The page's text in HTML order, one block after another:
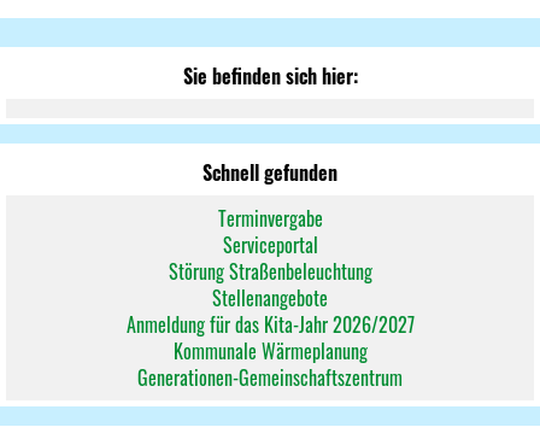
Sie befinden sich hier:
Schnell gefunden
Terminvergabe
Serviceportal
Störung Straßenbeleuchtung
Stellenangebote
Anmeldung für das Kita-Jahr 2026/2027
Kommunale Wärmeplanung
Generationen-Gemeinschaftszentrum